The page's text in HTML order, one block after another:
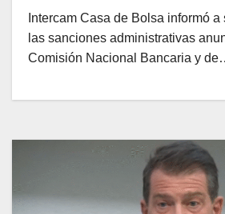
Intercam Casa de Bolsa informó
las sanciones administrativas
Comisión Nacional Bancaria y